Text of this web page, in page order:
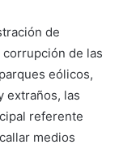
de
corrupción de las
eólicos,
extraños, las
referente
medios